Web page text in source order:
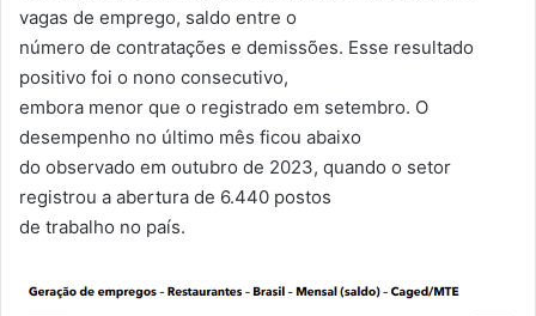
vagas de emprego, saldo entre o
número de contratações e demissões. Esse resultado
positivo foi o nono consecutivo,
embora menor que o registrado em setembro. O
desempenho no último mês ficou abaixo
do observado em outubro de 2023, quando o setor
registrou a abertura de 6.440 postos
de trabalho no país.